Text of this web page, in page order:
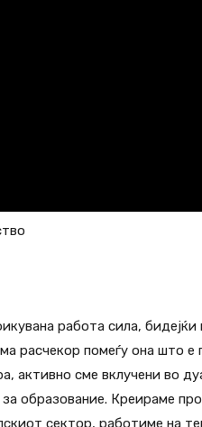
работа сила,
расчекор помеѓу она што
сме вклучени во
образование. Креираме